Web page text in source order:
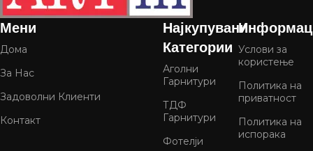
Мени
Дома
За Нас
Задоволни Клиенти
Контакт
Најкупувани
Категории
Аголни
Гарнитури
ТДФ
Гарнитури
Фотелји
Услови за
користење
Политика на
приватност
Политика на
испорака